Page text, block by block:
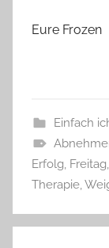
Eure Frozen
Einfach
Erfolg, Freitag,
Therapie,